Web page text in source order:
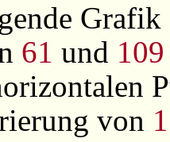
61 und 109
von 1